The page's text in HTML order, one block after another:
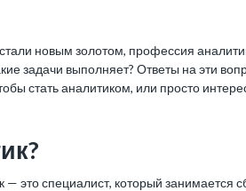
новым золотом, профессия
задачи выполняет? Ответы на эти
стать аналитиком, или просто
— это специалист, который занимается